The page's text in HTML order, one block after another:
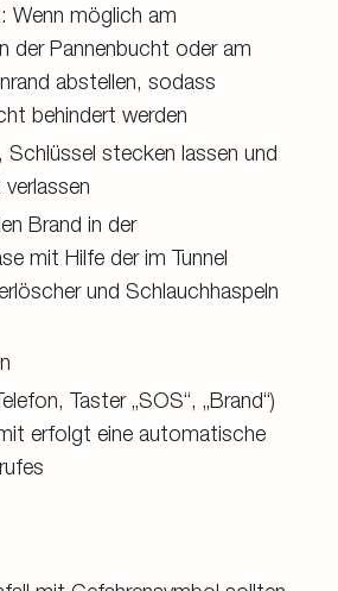
Wenn möglich am
der Pannenbucht oder am
abstellen, sodass
behindert werden
stecken lassen und
Brand in der
mit Hilfe der im Tunnel
und Schlauchhaspeln
Taster „SOS“, „Brand“)
erfolgt eine automatische